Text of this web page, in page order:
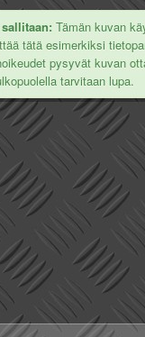
Tämän kuvan
tätä esimerkiksi
pysyvät kuvan
tarvitaan lupa.